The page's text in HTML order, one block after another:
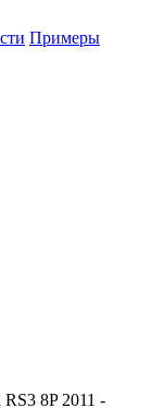
Примеры
8P 2011 -